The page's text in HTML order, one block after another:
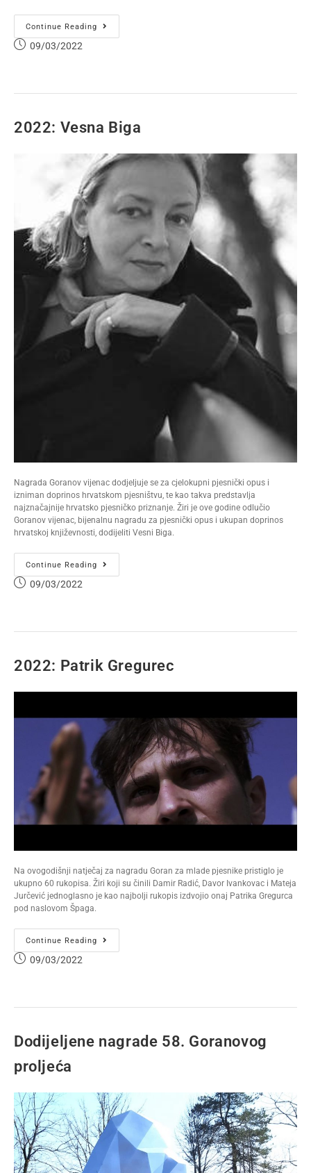
Continue Reading
09/03/2022
2022: Vesna Biga
Nagrada Goranov vijenac dodjeljuje se za cjelokupni pjesnički opus i
izniman doprinos hrvatskom pjesništvu, te kao takva predstavlja
najznačajnije hrvatsko pjesničko priznanje. Žiri je ove godine odlučio
Goranov vijenac, bijenalnu nagradu za pjesnički opus i ukupan doprinos
hrvatskoj književnosti, dodijeliti Vesni Biga.
Continue Reading
09/03/2022
2022: Patrik Gregurec
Na ovogodišnji natječaj za nagradu Goran za mlade pjesnike pristiglo je
ukupno 60 rukopisa. Žiri koji su činili Damir Radić, Davor Ivankovac i Mateja
Jurčević jednoglasno je kao najbolji rukopis izdvojio onaj Patrika Gregurca
pod naslovom Špaga.
Continue Reading
09/03/2022
Dodijeljene nagrade 58. Goranovog
proljeća